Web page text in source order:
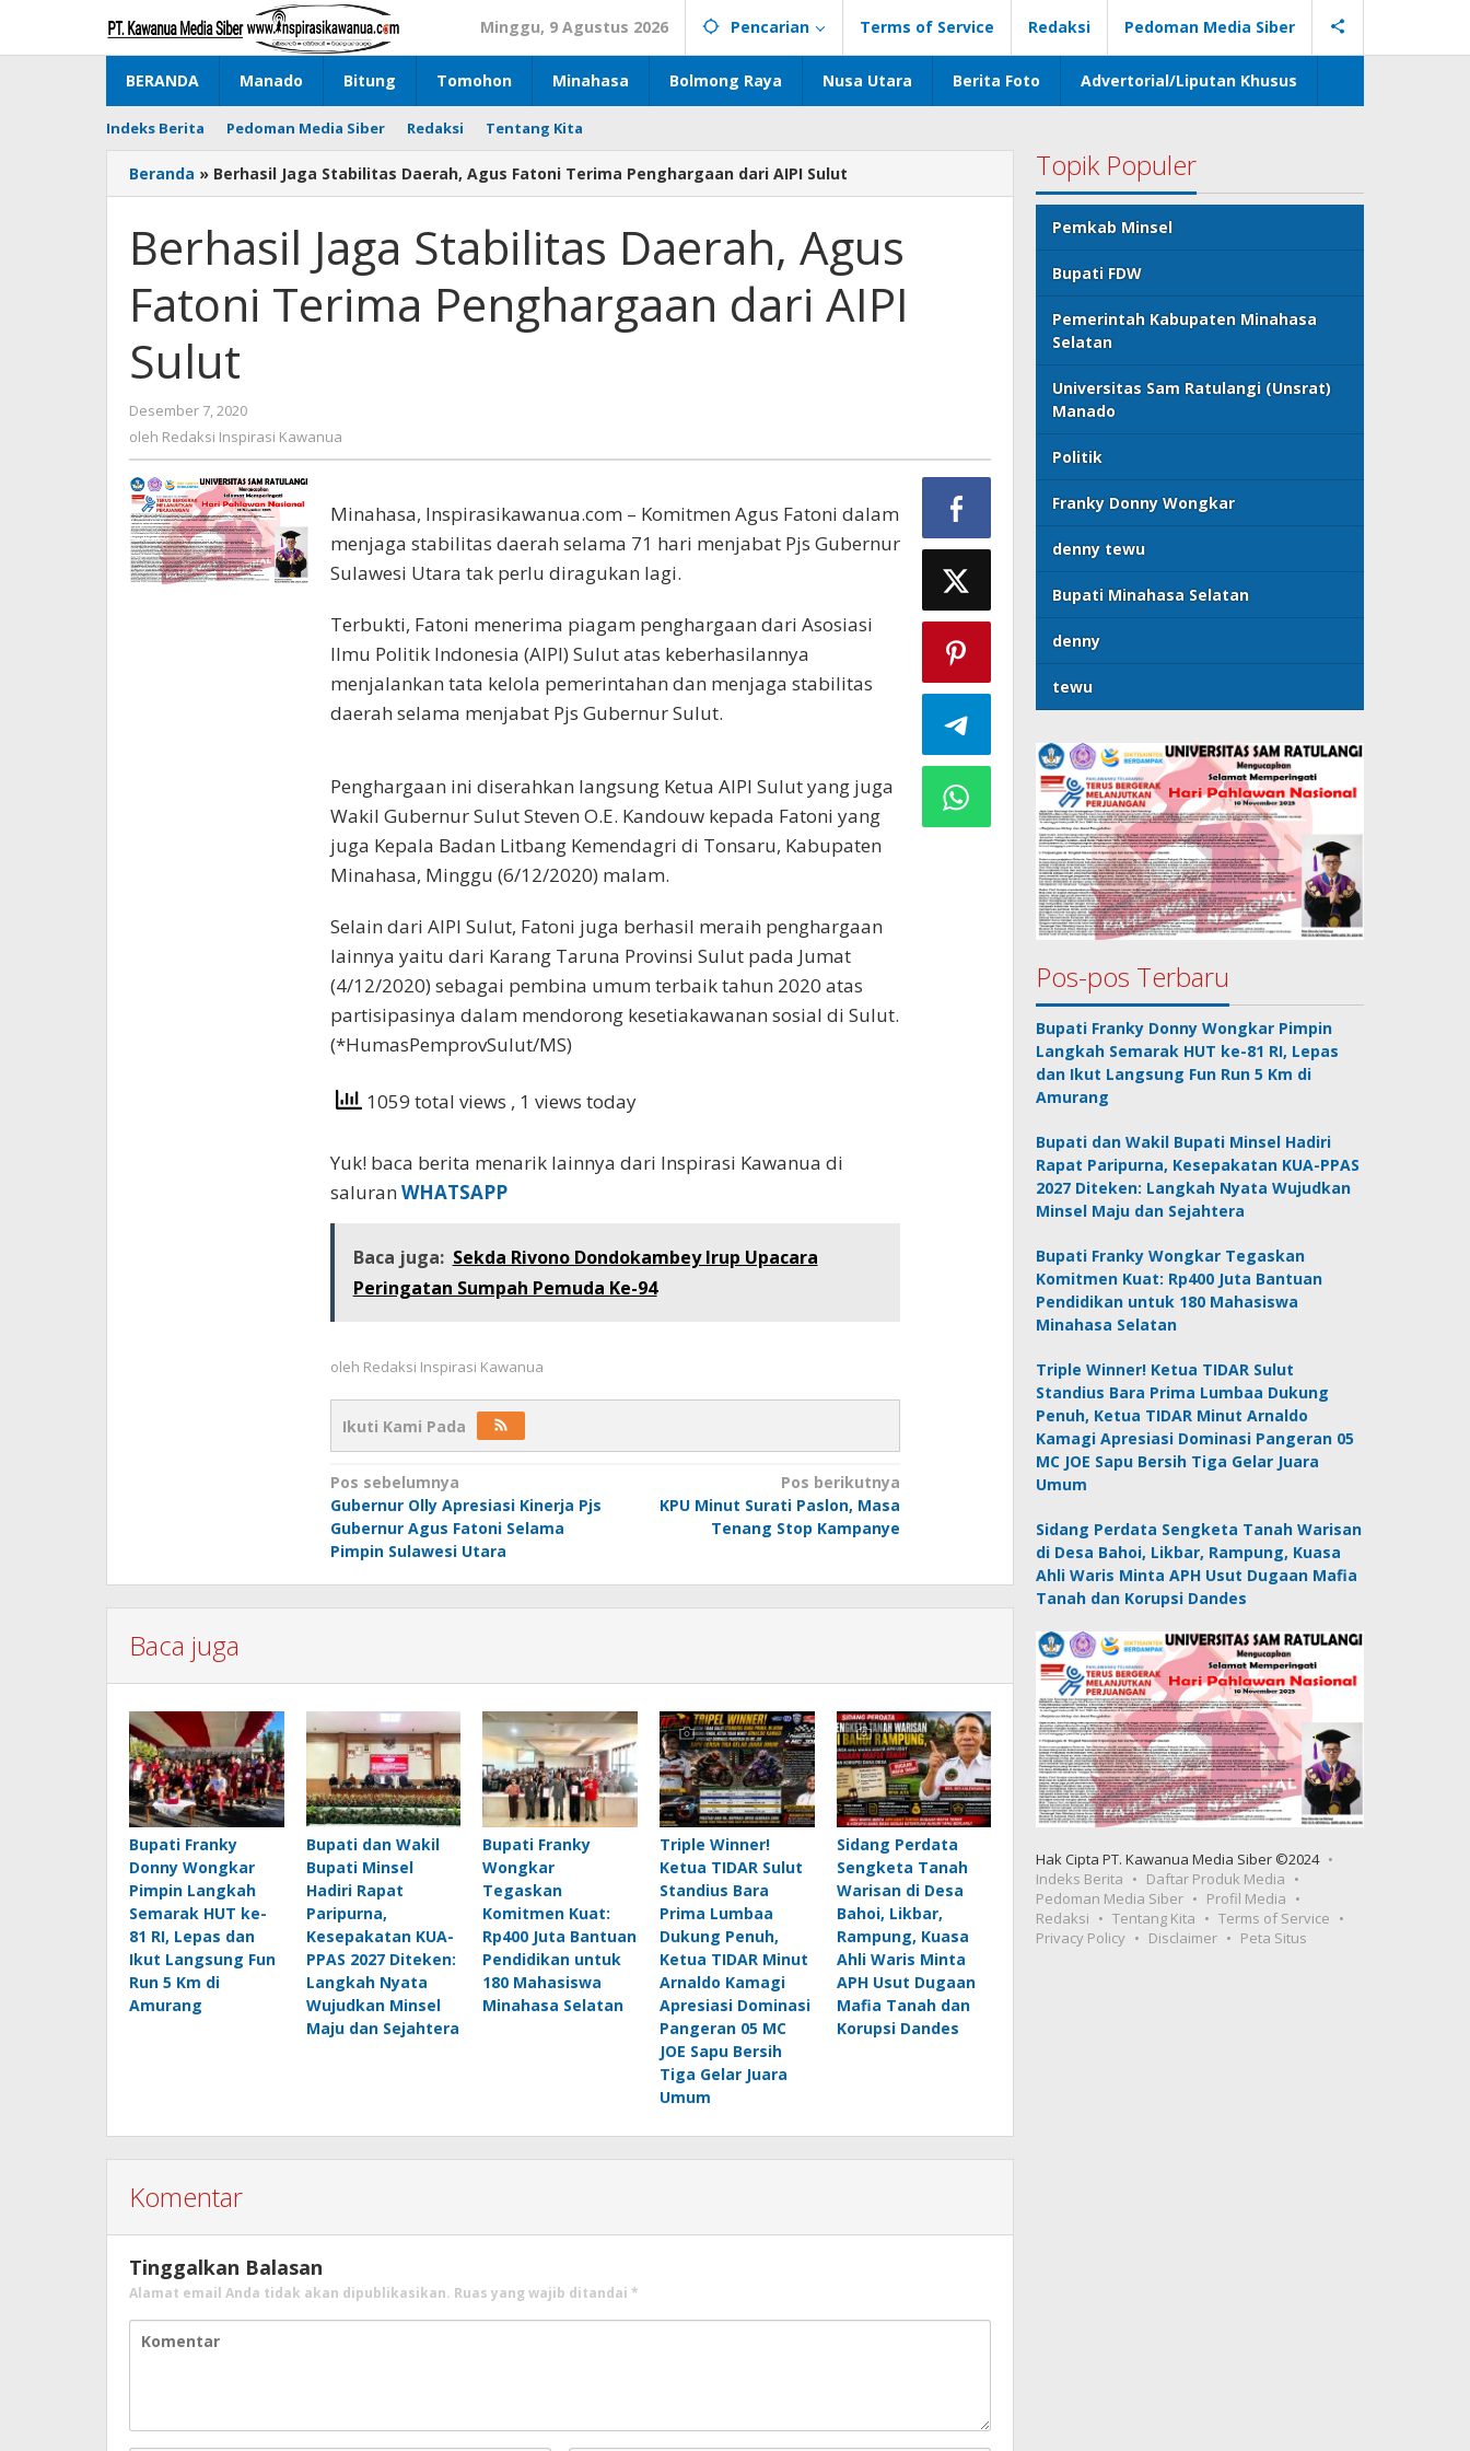
konten
Minggu, 9 Agustus 2026 Pencarian Terms of Service Redaksi Pedoman Media Siber
BERANDA Manado Bitung Tomohon Minahasa Bolmong Raya Nusa Utara Berita Foto Advertorial/Liputan Khusus
Indeks Berita Pedoman Media Siber Redaksi Tentang Kita
Beranda » Berhasil Jaga Stabilitas Daerah, Agus Fatoni Terima Penghargaan dari AIPI Sulut
Berhasil Jaga Stabilitas Daerah, Agus
Fatoni Terima Penghargaan dari AIPI
Sulut
Desember 7, 2020
Redaksi
oleh Redaksi Inspirasi Kawanua
Minahasa, Inspirasikawanua.com – Komitmen Agus Fatoni dalam
menjaga stabilitas daerah selama 71 hari menjabat Pjs Gubernur
Sulawesi Utara tak perlu diragukan lagi.
Terbukti, Fatoni menerima piagam penghargaan dari Asosiasi
Ilmu Politik Indonesia (AIPI) Sulut atas keberhasilannya
menjalankan tata kelola pemerintahan dan menjaga stabilitas
daerah selama menjabat Pjs Gubernur Sulut.
Penghargaan ini diserahkan langsung Ketua AIPI Sulut yang juga
Wakil Gubernur Sulut Steven O.E. Kandouw kepada Fatoni yang
juga Kepala Badan Litbang Kemendagri di Tonsaru, Kabupaten
Minahasa, Minggu (6/12/2020) malam.
Selain dari AIPI Sulut, Fatoni juga berhasil meraih penghargaan
lainnya yaitu dari Karang Taruna Provinsi Sulut pada Jumat
(4/12/2020) sebagai pembina umum terbaik tahun 2020 atas
partisipasinya dalam mendorong kesetiakawanan sosial di Sulut.
(*HumasPemprovSulut/MS)
1059 total views , 1 views today
Yuk! baca berita menarik lainnya dari Inspirasi Kawanua di
saluran WHATSAPP
Baca juga: Sekda Rivono Dondokambey Irup Upacara
Peringatan Sumpah Pemuda Ke-94
oleh Redaksi Inspirasi Kawanua
Ikuti Kami Pada
Navigasi
pos
Pos sebelumnya
Gubernur Olly Apresiasi Kinerja Pjs
Gubernur Agus Fatoni Selama
Pimpin Sulawesi Utara
Pos berikutnya
KPU Minut Surati Paslon, Masa
Tenang Stop Kampanye
Baca juga
Bupati Franky
Donny Wongkar
Pimpin Langkah
Semarak HUT ke-
81 RI, Lepas dan
Ikut Langsung Fun
Run 5 Km di
Amurang
Bupati dan Wakil
Bupati Minsel
Hadiri Rapat
Paripurna,
Kesepakatan KUA-
PPAS 2027 Diteken:
Langkah Nyata
Wujudkan Minsel
Maju dan Sejahtera
Bupati Franky
Wongkar
Tegaskan
Komitmen Kuat:
Rp400 Juta Bantuan
Pendidikan untuk
180 Mahasiswa
Minahasa Selatan
Triple Winner!
Ketua TIDAR Sulut
Standius Bara
Prima Lumbaa
Dukung Penuh,
Ketua TIDAR Minut
Arnaldo Kamagi
Apresiasi Dominasi
Pangeran 05 MC
JOE Sapu Bersih
Tiga Gelar Juara
Umum
Sidang Perdata
Sengketa Tanah
Warisan di Desa
Bahoi, Likbar,
Rampung, Kuasa
Ahli Waris Minta
APH Usut Dugaan
Mafia Tanah dan
Korupsi Dandes
Komentar
Tinggalkan Balasan
Alamat email Anda tidak akan dipublikasikan. Ruas yang wajib ditandai *
Topik Populer
Pemkab Minsel
Bupati FDW
Pemerintah Kabupaten Minahasa
Selatan
Universitas Sam Ratulangi (Unsrat)
Manado
Politik
Franky Donny Wongkar
denny tewu
Bupati Minahasa Selatan
denny
tewu
Pos-pos Terbaru
Bupati Franky Donny Wongkar Pimpin
Langkah Semarak HUT ke-81 RI, Lepas
dan Ikut Langsung Fun Run 5 Km di
Amurang
Bupati dan Wakil Bupati Minsel Hadiri
Rapat Paripurna, Kesepakatan KUA-PPAS
2027 Diteken: Langkah Nyata Wujudkan
Minsel Maju dan Sejahtera
Bupati Franky Wongkar Tegaskan
Komitmen Kuat: Rp400 Juta Bantuan
Pendidikan untuk 180 Mahasiswa
Minahasa Selatan
Triple Winner! Ketua TIDAR Sulut
Standius Bara Prima Lumbaa Dukung
Penuh, Ketua TIDAR Minut Arnaldo
Kamagi Apresiasi Dominasi Pangeran 05
MC JOE Sapu Bersih Tiga Gelar Juara
Umum
Sidang Perdata Sengketa Tanah Warisan
di Desa Bahoi, Likbar, Rampung, Kuasa
Ahli Waris Minta APH Usut Dugaan Mafia
Tanah dan Korupsi Dandes
Hak Cipta PT. Kawanua Media Siber ©2024
Indeks Berita
Daftar Produk Media
Pedoman Media Siber
Profil Media
Redaksi
Tentang Kita
Terms of Service
Privacy Policy
Disclaimer Peta Situs